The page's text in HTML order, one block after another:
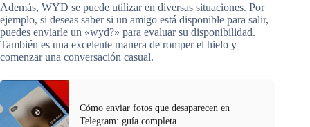
Además, WYD se puede utilizar en diversas situaciones. Por
ejemplo, si deseas saber si un amigo está disponible para salir,
puedes enviarle un «wyd?» para evaluar su disponibilidad.
También es una excelente manera de romper el hielo y
comenzar una conversación casual.
Cómo enviar fotos que desaparecen en
Telegram: guía completa